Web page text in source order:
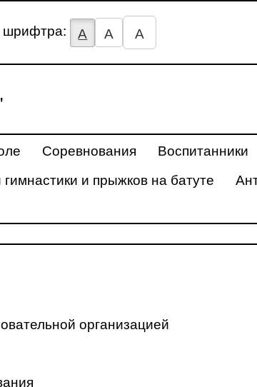
шрифтра: А А А
Соревнования Воспитанники
и прыжков на батуте
организацией